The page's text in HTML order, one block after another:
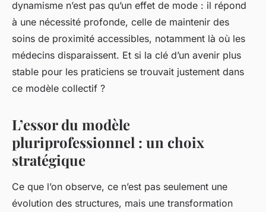
dynamisme n’est pas qu’un effet de mode : il répond
à une nécessité profonde, celle de maintenir des
soins de proximité accessibles, notamment là où les
médecins disparaissent. Et si la clé d’un avenir plus
stable pour les praticiens se trouvait justement dans
ce modèle collectif ?
L’essor du modèle
pluriprofessionnel : un choix
stratégique
Ce que l’on observe, ce n’est pas seulement une
évolution des structures, mais une transformation